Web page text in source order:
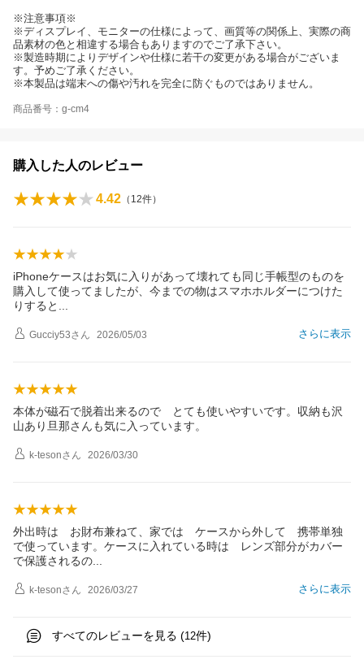
※注意事項※
※ディスプレイ、モニターの仕様によって、画質等の関係上、実際の商
品素材の色と相違する場合もありますのでご了承下さい。
※製造時期によりデザインや仕様に若干の変更がある場合がございま
す。予めご了承ください。
※本製品は端末への傷や汚れを完全に防ぐものではありません。
商品番号：g-cm4
購入した人のレビュー
4.42 （ 12件）
iPhoneケースはお気に入りがあって壊れても同じ手帳型のものを
購入して使ってましたが、今までの物はスマホホルダーにつけた
りする と
さらに表示
Gucciy53さん 2026/05/03
本体が磁石で脱着出来るので とても使いやすいです。収納も沢
山あり旦那さんも気に入っています。
k-tesonさん 2026/03/30
外出時は お財布兼ねて、家では ケースから外して 携帯単独
で使っています。ケースに入れている時は レンズ部分がカバー
で保護されるの
さらに表示
k-tesonさん 2026/03/27
すべてのレビューを見る (12件)